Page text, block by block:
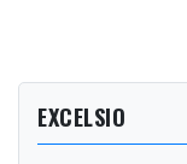
EXCELSIO